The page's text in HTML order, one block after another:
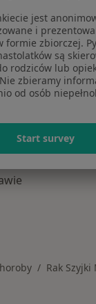
W
w
Warszawie
Rak Szyjki
miasto
jest
i
formie zbiorczej.
są
rodziców lub
zbieramy
od osób
Start survey